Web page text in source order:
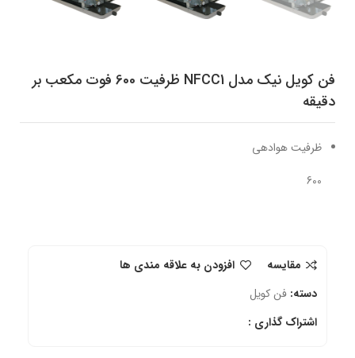
فن کویل نیک مدل NFCC1 ظرفیت 600 فوت مکعب بر
دقیقه
ظرفیت هوادهی
600
مقایسه
افزودن به علاقه مندی ها
دسته: فن کویل
اشتراک گذاری :